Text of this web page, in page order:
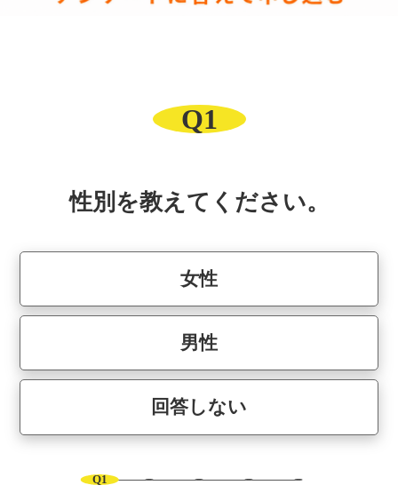
Q1
性別を教えてください。
女性
男性
回答しない
Q1